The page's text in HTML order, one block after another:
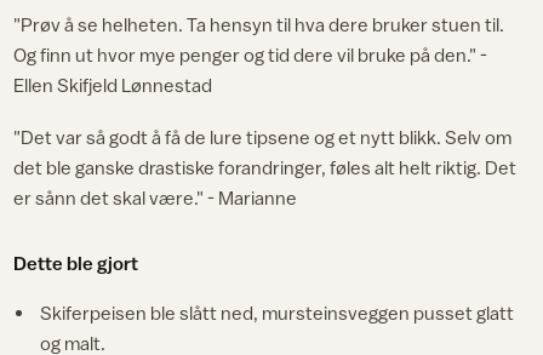
"Prøv å se helheten. Ta hensyn til hva dere bruker stuen til.
Og finn ut hvor mye penger og tid dere vil bruke på den." -
Ellen Skifjeld Lønnestad
"Det var så godt å få de lure tipsene og et nytt blikk. Selv om
det ble ganske drastiske forandringer, føles alt helt riktig. Det
er sånn det skal være." - Marianne
Dette ble gjort
Skiferpeisen ble slått ned, mursteinsveggen pusset glatt
og malt.